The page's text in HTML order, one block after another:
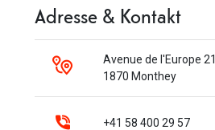
Adresse & Kontakt
Avenue de l'Europe 21
1870 Monthey
+41 58 400 29 57